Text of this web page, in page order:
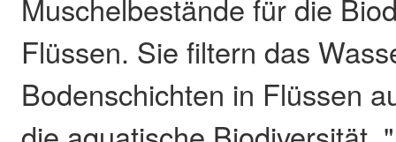
Muschelbestände für die
Flüssen. Sie filtern das
Bodenschichten in Flüssen